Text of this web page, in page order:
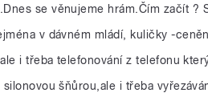
se věnujeme hrám.Čím začít ?
v dávném mládí, kuličky -
i třeba telefonování z telefonu
silonovou šňůrou,ale i třeba